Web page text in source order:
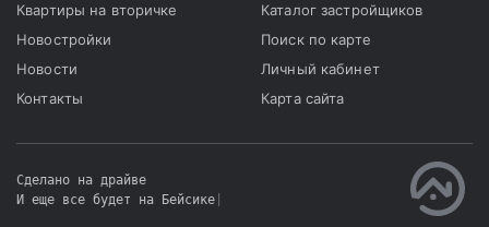
Квартиры на вторичке
Новостройки
Новости
Контакты
Каталог застройщиков
Поиск по карте
Личный кабинет
Карта сайта
Сделано на драйве
И еще все будет на Бейсике